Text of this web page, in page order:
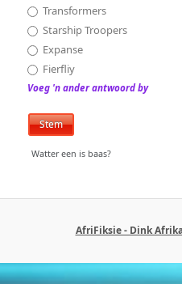
Transformers
Starship Troopers
Expanse
Fierfliy
Voeg 'n ander antwoord by
Watter een is baas?
AfriFiksie - Dink